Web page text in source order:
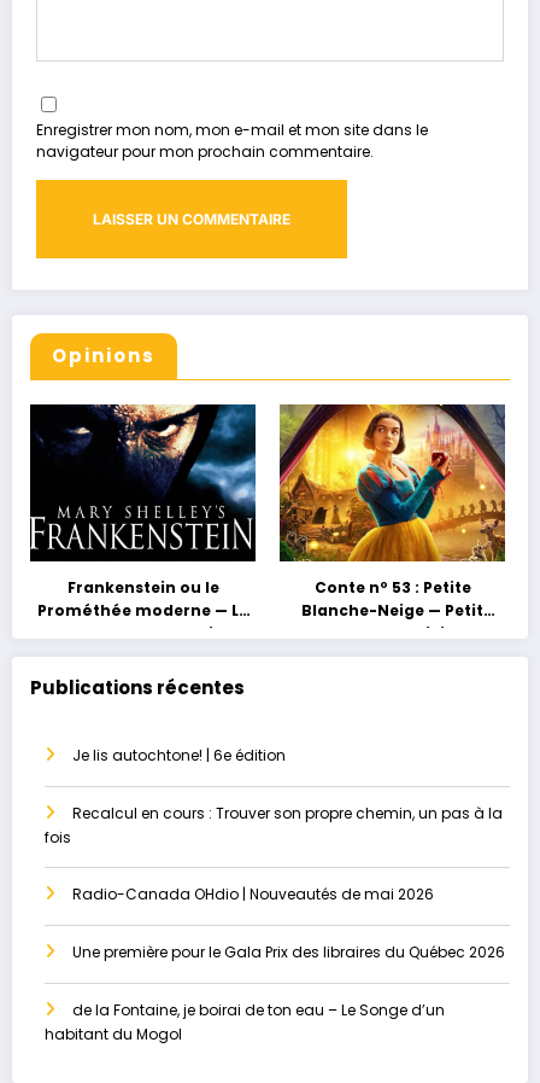
Enregistrer mon nom, mon e-mail et mon site dans le
navigateur pour mon prochain commentaire.
Opinions
Frankenstein ou le
Prométhée moderne — La
grossesse au masculin ou
le paradis perdu
Conte nº 53 : Petite
Blanche-Neige — Petit
conte, grand héritage
Publications récentes
Je lis autochtone! | 6e édition
Recalcul en cours : Trouver son propre chemin, un pas à la
fois
Radio-Canada OHdio | Nouveautés de mai 2026
Une première pour le Gala Prix des libraires du Québec 2026
de la Fontaine, je boirai de ton eau – Le Songe d’un
habitant du Mogol